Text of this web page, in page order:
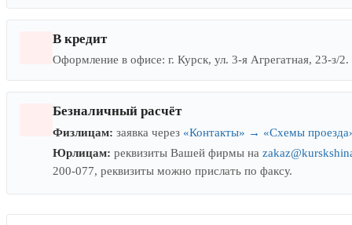
В кредит
Оформление в офисе: г. Курск, ул. 3-я Агрегатная, 23-
Безналичный расчёт
Физлицам: заявка через «Контакты» → «Схемы
Юрлицам: реквизиты Вашей фирмы на
200-077, реквизиты можно прислать по факсу.